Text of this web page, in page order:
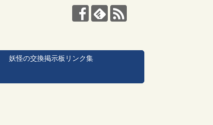
妖怪の交換掲示板リンク集